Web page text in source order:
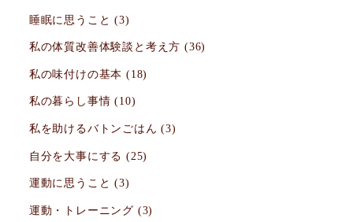
睡眠に思うこと (3)
私の体質改善体験談と考え方 (36)
私の味付けの基本 (18)
私の暮らし事情 (10)
私を助けるバトンごはん (3)
自分を大事にする (25)
運動に思うこと (3)
運動・トレーニング (3)